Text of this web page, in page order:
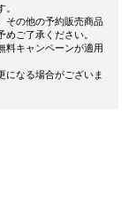
その他の予約販売商品
ご了承ください。
料キャンペーンが適用
なる場合がございま